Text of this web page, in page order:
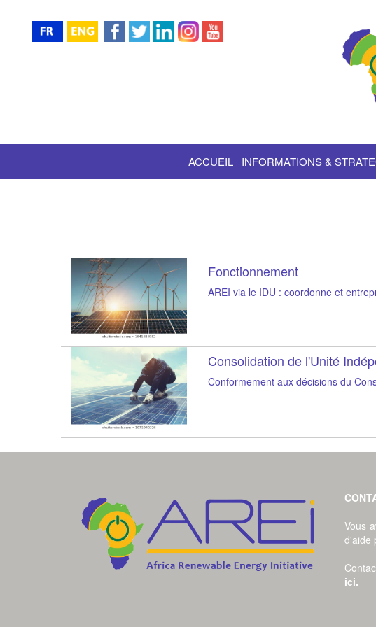
ACCUEIL INFORMATIONS &
Fonctionnement
AREI via le IDU : coordonne et
Consolidation de l'Unité
Conformement aux décisions du
Vous
d'aide
ici.